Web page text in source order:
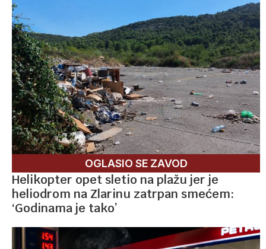
OGLASIO SE ZAVOD
Helikopter opet sletio na plažu jer je
heliodrom na Zlarinu zatrpan smećem:
‘Godinama je tako’